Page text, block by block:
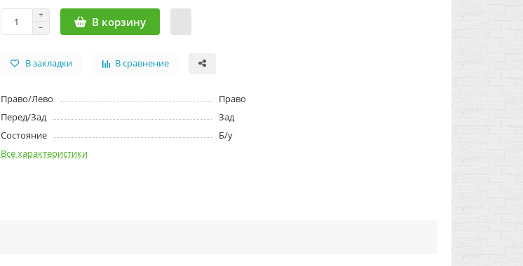
В корзину
В закладки В сравнение
Право/Лево
Право
Перед/Зад
Зад
Состояние
Б/у
Все характеристики